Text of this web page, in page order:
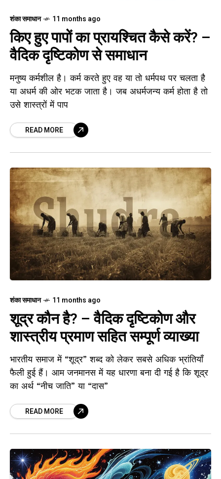
शंका समाधान 11 months ago
किए हुए पापों का प्रायश्चित कैसे करें? –
वैदिक दृष्टिकोण से समाधान
मनुष्य कर्मशील है। कर्म करते हुए वह या तो धर्मपथ पर चलता है
या अधर्म की ओर भटक जाता है। जब अधर्मजन्य कर्म होता है तो
उसे शास्त्रों में पाप
READ MORE
शंका समाधान 11 months ago
शूद्र कौन है? – वैदिक दृष्टिकोण और
शास्त्रीय प्रमाण सहित सम्पूर्ण व्याख्या
भारतीय समाज में “शूद्र” शब्द को लेकर सबसे अधिक भ्रांतियाँ
फैली हुई हैं। आम जनमानस में यह धारणा बना दी गई है कि शूद्र
का अर्थ “नीच जाति” या “दास”
READ MORE